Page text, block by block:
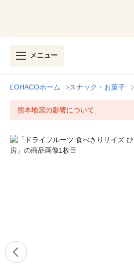
メニュー
LOHACOホーム スナック・お菓子
熊本地震の影響について